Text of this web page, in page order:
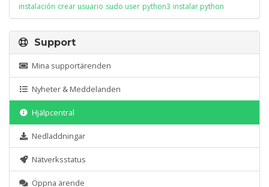
instalación crear usuario sudo user python3 instalar python
Support
Mina supportärenden
Nyheter & Meddelanden
Hjälpcentral
Nedladdningar
Nätverksstatus
Öppna ärende